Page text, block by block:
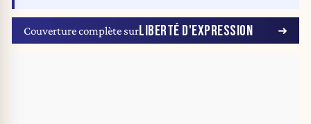
Couverture complète surLIBERTÉ D'EXPRESSION